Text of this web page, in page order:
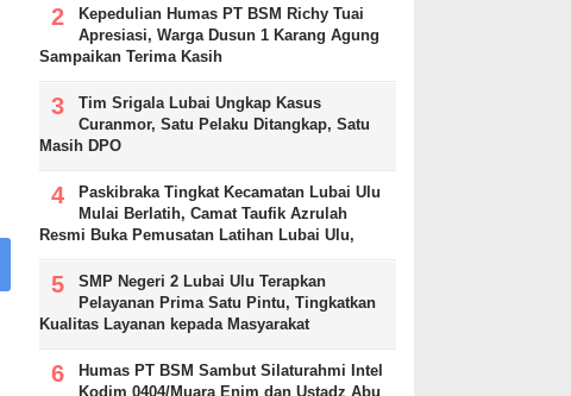
Kepedulian Humas PT BSM Richy Tuai
Apresiasi, Warga Dusun 1 Karang Agung
Sampaikan Terima Kasih
Tim Srigala Lubai Ungkap Kasus
Curanmor, Satu Pelaku Ditangkap, Satu
Masih DPO
Paskibraka Tingkat Kecamatan Lubai Ulu
Mulai Berlatih, Camat Taufik Azrulah
Resmi Buka Pemusatan Latihan Lubai Ulu,
SMP Negeri 2 Lubai Ulu Terapkan
Pelayanan Prima Satu Pintu, Tingkatkan
Kualitas Layanan kepada Masyarakat
Humas PT BSM Sambut Silaturahmi Intel
Kodim 0404/Muara Enim dan Ustadz Abu